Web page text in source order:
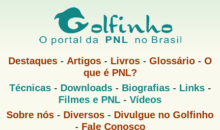
Pular
para
o
principal
G
f
M
u
Destaques- Artigos- Livros- Glossário- O
que é PNL?
M
e
P
Técnicas- Downloads- Biografias- Links-
Filmes e PNL - Vídeos
G
Sobre nós - Diversos - Divulgue no Golfinho
- Fale Conosco